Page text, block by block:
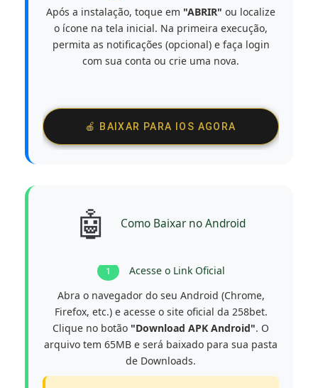
Após a instalação, toque em "ABRIR" ou localize
o ícone na tela inicial. Na primeira execução,
permita as notificações (opcional) e faça login
com sua conta ou crie uma nova.
🍎 BAIXAR PARA IOS AGORA
🤖 Como Baixar no Android
1
Acesse o Link Oficial
Abra o navegador do seu Android (Chrome,
Firefox, etc.) e acesse o site oficial da 258bet.
Clique no botão "Download APK Android". O
arquivo tem 65MB e será baixado para sua pasta
de Downloads.